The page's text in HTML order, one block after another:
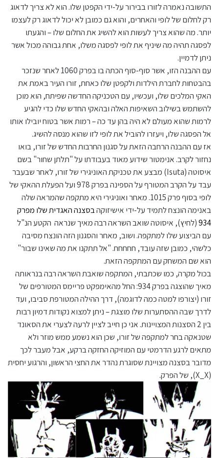
התשובה נאמרה לזורו בבירור על-ידי הקפטן שלו. הוא לא צריך לדאוג
רק לחלום של לופי והאחרים, והוא גם כמובן לא יכול לדאוג רק לעצמו
יותר. מה שהוא צריך לעשות הוא להשיג את החלום שלו – והגעתו
לפסגה תהיה מה שיניף את לופי לפסגה משלו, אחת גבוהה מכול אשר
ניתן לדמיין.
עם ההבנה הזו, אשר סוף-סוף הכתה בו בפרק 1060 לאחר שנזכר
בהבטחות לחברת הילדות ולקפטן שלו כאחת, זורו העיר באמת את
האקי המלכים שלו, ועכשיו, עם הטכניקה החדשה שפיתח, הוא מוכן
להשתמש בשילוב השאיפות האלה ובהאקי החדש שלו כדי להגיע
לרמות שהוא מעולם לא היה בהן עד כה – רמות אשר בטוח יובילו אותו
אל הפסגה שלו, ויעזרו להוביל את לופי לזו שהוא מנסה להשיג.
אז עם ההבנה הרחבה הזאת על סגנון החרבות החדש של זורו, בואו
נחזור לקרב. אנימטור שידוע מאוד בעבודתו על "תלתן שחור" בשם
איסוטה (Isuta) מבצע את טכניקת האוניגירי של זורו, לאחר שבעבר
עבד על הקרב המטורף על הספינה בפרק 978 ועל הפעלת ההאקי של
לופי בסוף פרק 1015. מאחר ואוניגירי היא מתקפה שהמראה שלה
באנימה הונצח לתמיד על-ידי אישיזוקהבסצנה האגדית שלו מפרק
934(לחיץ), איסוטה שואב השראה רבה מאיך שנראה הקטע הנ"ל
עם הביצוע שלו למתקפה. ושוב, מאחר והסגנון הזה הונצח מסיבה
כלשהי, כמובן שזה עובד, חחחחח. "אל תתקנו את מה שאינו שבור"
הוא שם המשחק עם המתקפה הזאת.
בכול מקרה, כמו שכתבתי, המתקפה שואבת השראה רבה בנראותה
מאיך שהוצגה בפרק 934: החל מהאימפקט פריימס המטורפים של
זורו (יצורפו למטה כמה לדוגמה), דרך ההילה המטורפת סביבו, ועד
לדרך שבה ההסתערות שלו מוצגת – ניתן למצוא נקודות דמיון רבות
בין 2 הסצנות המצויינות. אני כן חייב לציין לרעה לצערי את הסאונד
שטנאקה בחר למתקפה של זורו, שכן הוא נשמע ממש מוזר ולא
מתאים לרגע הדרמטי עם המוזיקה החזקה ברקע, אבל מעבר לכך
מדובר בסצנה מצויינת שסוגרת נהדר את החצי הראשון, והרגוע יחסית
(X_X), של הפרק.